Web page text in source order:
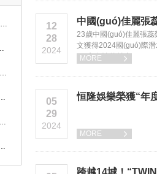
12
28
2024
中國(guó)佳麗張
23歲中國(guó)佳麗張蕊
文獲得2024國(guó)際潛
(guó)女性的魅力。
MORE 
05
29
2024
恒隆娛樂榮獲“年
MORE 
跨越14城！